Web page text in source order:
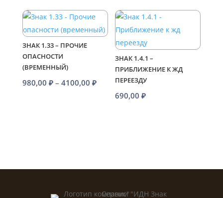
ЗНАК 1.33 – ПРОЧИЕ
ОПАСНОСТИ
(ВРЕМЕННЫЙ)
980,00 ₽ – 4100,00 ₽Диапазон
ЗНАК 1.4.1 –
ПРИБЛИЖЕНИЕ К ЖД
ПЕРЕЕЗДУ
690,00₽